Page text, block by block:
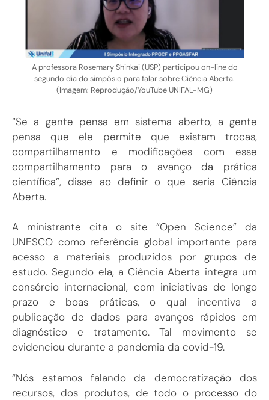
A professora Rosemary Shinkai (USP) participou on-line do
segundo dia do simpósio para falar sobre Ciência Aberta.
(Imagem: Reprodução/YouTube UNIFAL-MG)
“Se a gente pensa em sistema aberto, a gente
pensa que ele permite que existam trocas,
compartilhamento e modificações com esse
compartilhamento para o avanço da prática
científica”, disse ao definir o que seria Ciência
Aberta.
A ministrante cita o site “Open Science” da
UNESCO como referência global importante para
acesso a materiais produzidos por grupos de
estudo. Segundo ela, a Ciência Aberta integra um
consórcio internacional, com iniciativas de longo
prazo e boas práticas, o qual incentiva a
publicação de dados para avanços rápidos em
diagnóstico e tratamento. Tal movimento se
evidenciou durante a pandemia da covid-19.
“Nós estamos falando da democratização dos
recursos, dos produtos, de todo o processo do